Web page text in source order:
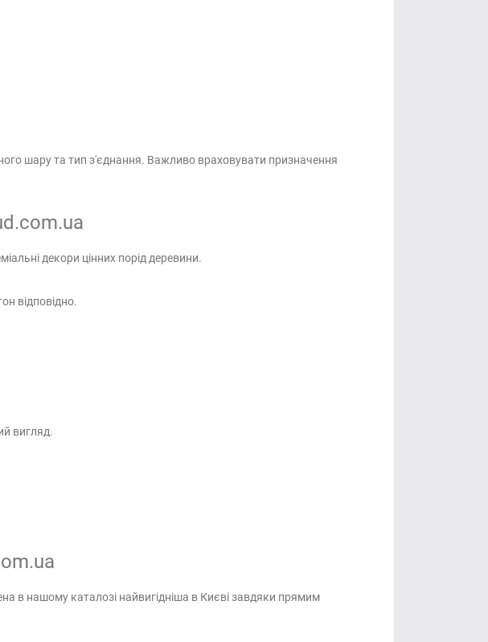
шару та тип з'єднання. Важливо враховувати призначення
декори цінних порід деревини.
відповідно.
вигляд.
в нашому каталозі найвигідніша в Києві завдяки прямим